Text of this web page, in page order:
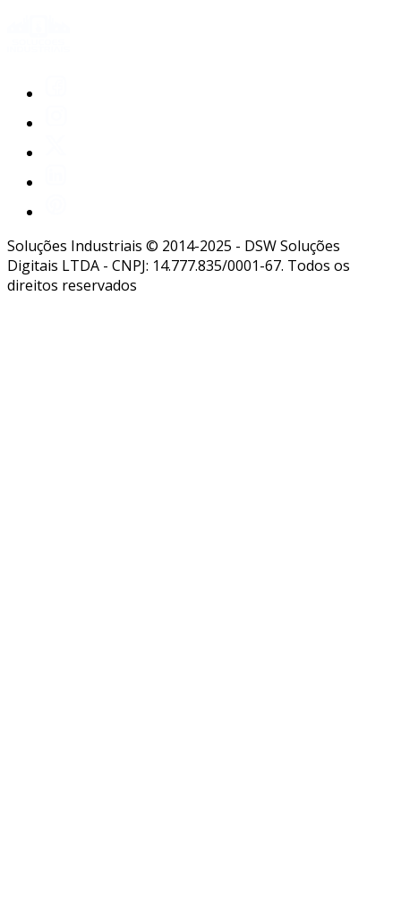
Soluções Industriais © 2014-2025 - DSW Soluções
Digitais LTDA - CNPJ: 14.777.835/0001-67. Todos os
direitos reservados